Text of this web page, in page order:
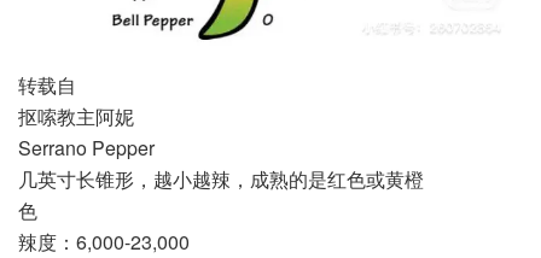
转载自
抠嗦教主阿妮
Serrano Pepper
几英寸长锥形，越小越辣，成熟的是红色或黄橙
色
辣度：6,000-23,000